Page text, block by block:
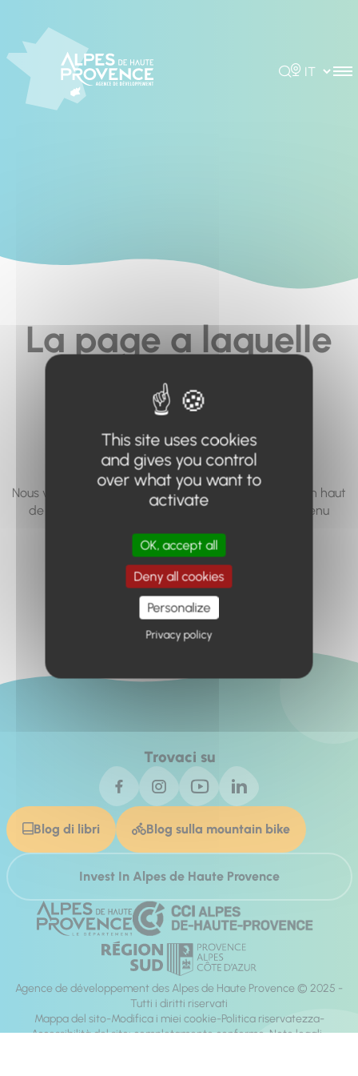
Rechercher
Choisir la
La page a laquelle
vous cherchez à
accéder n'existe
pas... ou plus.
Nous vous invitons à utiliser le moteur de recherche en haut
de page, ou à utiliser le menu pour trouver le contenu
Retour à l'accueil
Trovaci su
Blog di libri Blog sulla mountain bike
Invest In Alpes de Haute Provence
Agence de développement des Alpes de Haute Provence © 2025 -
Tutti i diritti riservati
Mappa del sito Modifica i miei cookie Politica riservatezza
Accessibilità del sito: completamente conforme Note legali
This site uses cookies
and gives you control
over what you want to
activate
OK, accept all
Deny all cookies
Personalize
Privacy policy